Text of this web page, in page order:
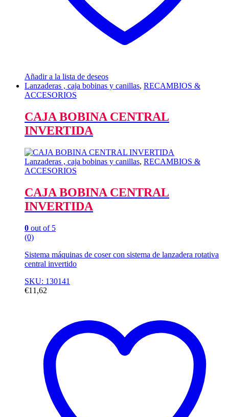
Añadir a la lista de deseos
Lanzaderas , caja bobinas y canillas, RECAMBIOS &
ACCESORIOS
CAJA BOBINA CENTRAL
INVERTIDA
Lanzaderas , caja bobinas y canillas, RECAMBIOS &
ACCESORIOS
CAJA BOBINA CENTRAL
INVERTIDA
0 out of 5
(0)
Sistema máquinas de coser con sistema de lanzadera rotativa
central invertido
SKU: 130141
€11,62